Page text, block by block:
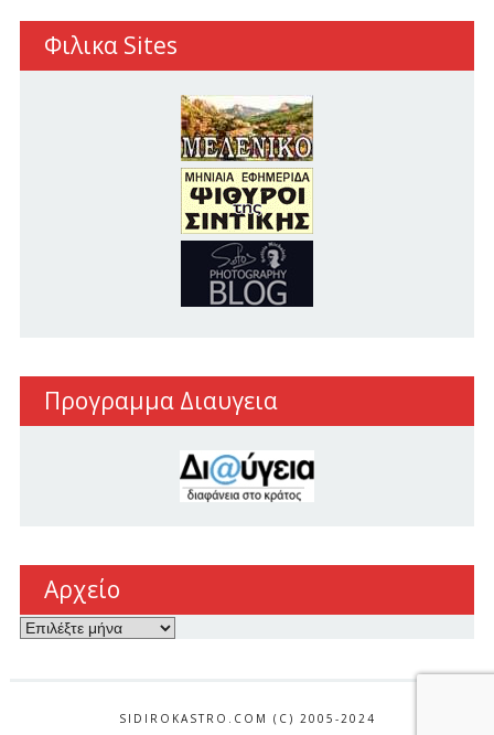
Φιλικα Sites
Προγραμμα Διαυγεια
Αρχείο
Αρχείο
SIDIROKASTRO.COM (C) 2005-2024